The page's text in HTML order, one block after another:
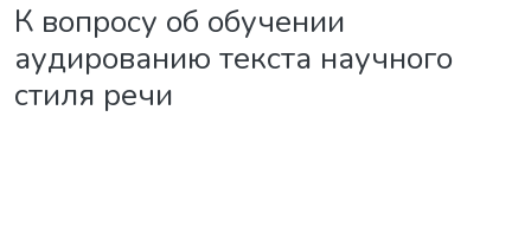
К вопросу об обучении
аудированию текста научного
стиля речи